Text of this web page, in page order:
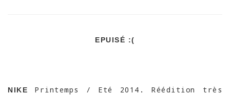
EPUISÉ :(
NIKE
Printemps / Eté 2014. Réédition très